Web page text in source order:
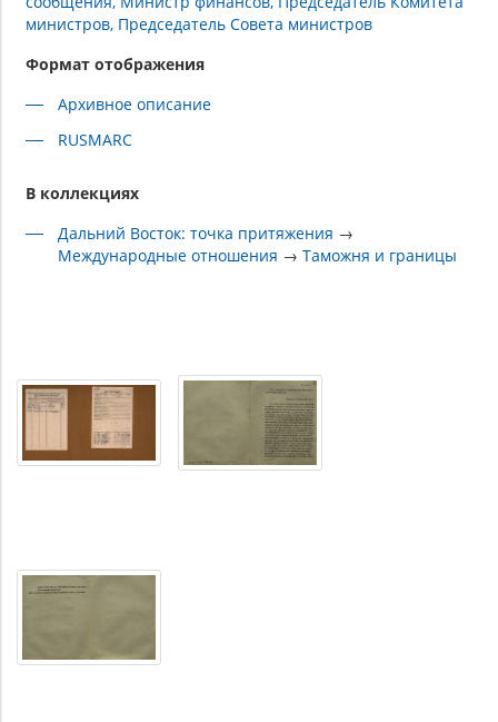
министров, Председатель Совета министров
Формат отображения
Архивное описание
RUSMARC
В коллекциях
Дальний Восток: точка притяжения →
Международные отношения →Таможня и границы